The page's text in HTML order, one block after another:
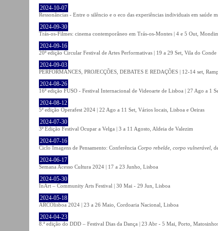
2024-10-07
Ressonâncias - Entre o silêncio e o eco das experiências individuais em
2024-09-30
Trás-os-Filmes: cinema contemporâneo em Trás-os-Montes | 4 e 5 Out,
2024-09-16
20ª edição Circular Festival de Artes Performativas | 19 a 29 Set, Vila do Conde
2024-09-03
PERFORMANCES, PROJECÇÕES, DEBATES E REDAÇÕES | 12-14 set,
2024-08-26
16ª edição FUSO - Festival Internacional de Videoarte de Lisboa | 27 Ago a 1
2024-08-12
5ª edição Operafest 2024 | 22 Ago a 11 Set, Vários locais, Lisboa e Oeiras
2024-07-30
3ª Edição Festival Ocupar a Velga | 3 a 11 Agosto, Aldeia de Valezim
2024-07-16
Ciclo Imagens de Pensamento: Conferência Corpo rebelde, corpo vulnerável ,
2024-06-17
Semana Acesso Cultura 2024 | 17 a 23 Junho, Lisboa
2024-05-30
InArt – Community Arts Festival | 30 Mai - 29 Jun, Lisboa
2024-05-18
ARCOlisboa 2024 | 23 a 26 Maio, Cordoaria Nacional, Lisboa
2024-04-23
8.ª edição do DDD – Festival Dias da Dança | 23 Abr - 5 Mai, Porto,